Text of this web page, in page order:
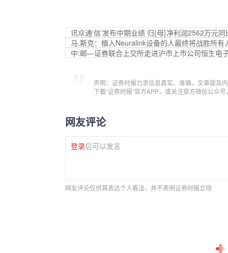
讯众通‘信’发布中期业绩 归{母}净利润2562万元
马,斯克：植入Neuralink设备的人最终将战胜所有
中:邮—证券联合上交所走进沪市上市公司恒生电
声明：证券时报力求信息真实、准确，文章提及
下载“证券时报”官方APP，或关注官方微信公众
网友评论
登录后可以发言
网友评论仅供其表达个人看法，并不表明证券时报立场